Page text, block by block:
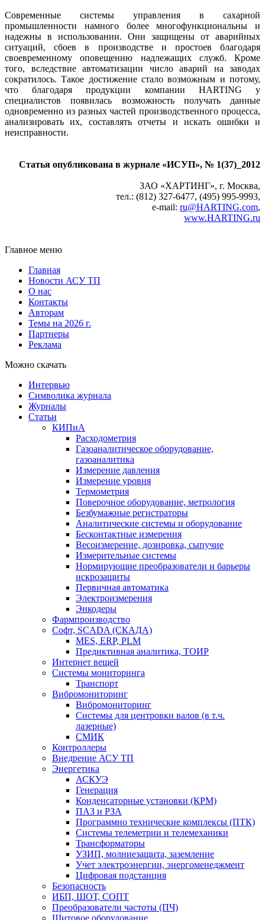
Современные системы управления в сахарной
промышленности намного более многофункциональны и
надежны в использовании. Они защищены от аварийных
ситуаций, сбоев в производстве и простоев благодаря
своевременному оповещению надлежащих служб. Кроме
того, вследствие автоматизации число аварий на заводах
сократилось. Такое достижение стало возможным и потому,
что благодаря продукции компании HARTING у
специалистов появилась возможность получать данные
одновременно из разных частей производственного процесса,
анализировать их, составлять отчеты и искать ошибки и
неисправности.
Статья опубликована в журнале «ИСУП», № 1(37)_2012
ЗАО «ХАРТИНГ», г. Москва,
тел.: (812) 327-6477, (495) 995-9993,
e-mail: ru@HARTING.com,
www.HARTING.ru
Главное меню
Главная
Новости АСУ ТП
О нас
Контакты
Авторам
Темы на 2026 г.
Партнеры
Реклама
Можно скачать
Интервью
Символика журнала
Журналы
Статьи
КИПиА
Расходометрия
Газоаналитическое оборудование,
газоаналитика
Измерение давления
Измерение уровня
Термометрия
Поверочное оборудование, метрология
Безбумажные регистраторы
Аналитические системы и оборудование
Бесконтактные измерения
Весоизмерение, дозировка, сыпучие
Измерительные системы
Нормирующие преобразователи и барьеры
искрозащиты
Первичная автоматика
Электроизмерения
Энкодеры
Фармпроизводство
Софт, SCADA (СКАДА)
MES, ERP, PLM
Предиктивная аналитика, ТОИР
Интернет вещей
Системы мониторинга
Транспорт
Вибромониторинг
Вибромониторинг
Системы для центровки валов (в т.ч.
лазерные)
СМИК
Контроллеры
Внедрение АСУ ТП
Энергетика
АСКУЭ
Генерация
Конденсаторные установки (КРМ)
ПАЗ и РЗА
Программно технические комплексы (ПТК)
Системы телеметрии и телемеханики
Трансформаторы
УЗИП, молниезащита, заземление
Учет электроэнергии, энергоменеджмент
Цифровая подстанция
Безопасность
ИБП, ШОТ, СОПТ
Преобразователи частоты (ПЧ)